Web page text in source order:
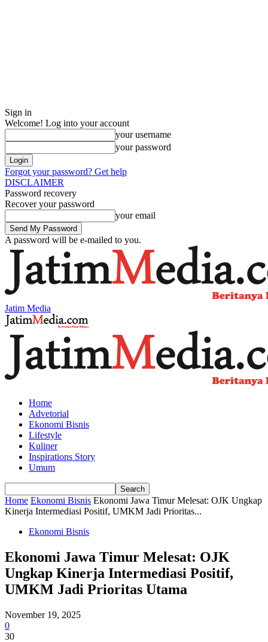
Sign in
Welcome! Log into your account
your username
your password
Forgot your password? Get help
DISCLAIMER
Password recovery
Recover your password
your email
A password will be e-mailed to you.
Jatim Media
Home
Advetorial
Ekonomi Bisnis
Lifestyle
Kuliner
Inspirations Story
Umum
Home Ekonomi Bisnis Ekonomi Jawa Timur Melesat: OJK Ungkap
Kinerja Intermediasi Positif, UMKM Jadi Prioritas...
Ekonomi Bisnis
Ekonomi Jawa Timur Melesat: OJK
Ungkap Kinerja Intermediasi Positif,
UMKM Jadi Prioritas Utama
November 19, 2025
0
30